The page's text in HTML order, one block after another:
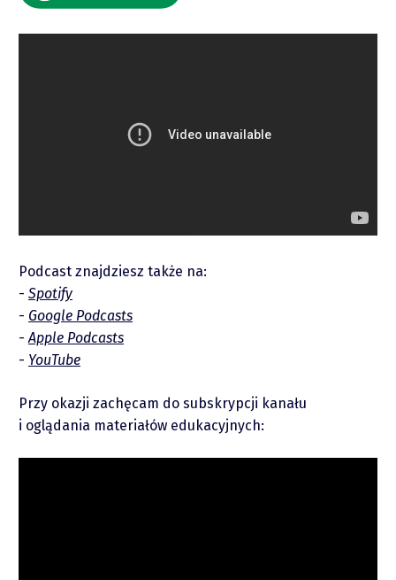
Raporty
Podcasty
Video
Podcast znajdziesz także na:
Spotify
Google Podcasts
Apple Podcasts
YouTube
Przy okazji zachęcam do subskrypcji kanału
i oglądania materiałów edukacyjnych: